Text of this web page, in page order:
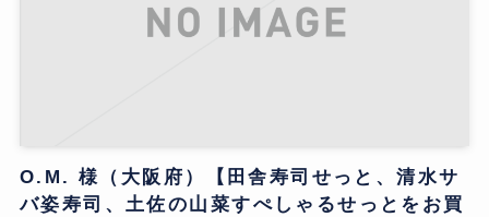
O.M. 様（大阪府）【田舎寿司せっと、清水サ
バ姿寿司、土佐の山菜すぺしゃるせっとをお買